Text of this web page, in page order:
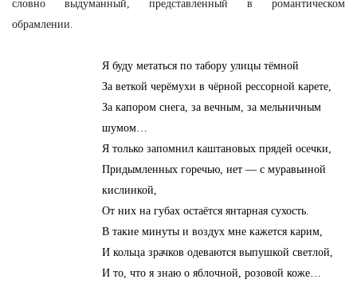
словно выдуманный, представленный в романтическом
обрамлении.
Я буду метаться по табору улицы тёмной
За веткой черёмухи в чёрной рессорной карете,
За капором снега, за вечным, за мельничным
шумом…
Я только запомнил каштановых прядей осечки,
Придымленных горечью, нет — с муравьиной
кислинкой,
От них на губах остаётся янтарная сухость.
В такие минуты и воздух мне кажется карим,
И кольца зрачков одеваются выпушкой светлой,
И то, что я знаю о яблочной, розовой коже…